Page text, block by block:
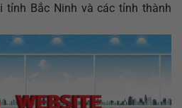
tỉnh Bắc Ninh và các tỉnh thành